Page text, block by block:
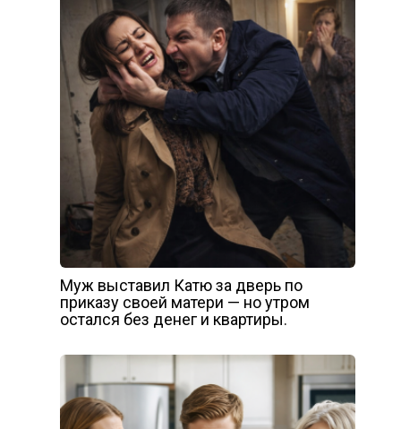
Муж выставил Катю за дверь по
приказу своей матери — но утром
остался без денег и квартиры.